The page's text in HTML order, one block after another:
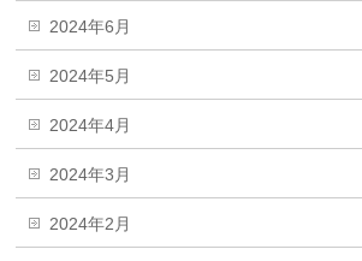
2024年6月
2024年5月
2024年4月
2024年3月
2024年2月